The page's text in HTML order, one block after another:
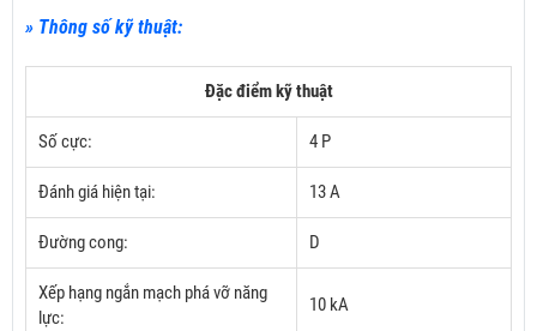
» Thông số kỹ thuật:
Đặc điểm kỹ thuật
Số cực: 4 P
Đánh giá hiện tại: 13 A
Đường cong: D
Xếp hạng ngắn mạch phá vỡ năng
lực:
10 kA